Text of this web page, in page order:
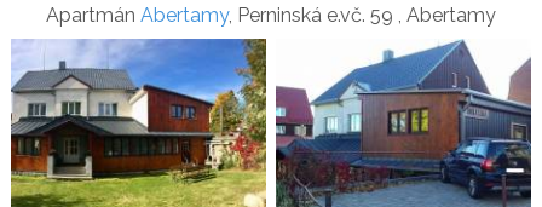
Apartmán Abertamy, Perninská e.vč. 59 , Abertamy